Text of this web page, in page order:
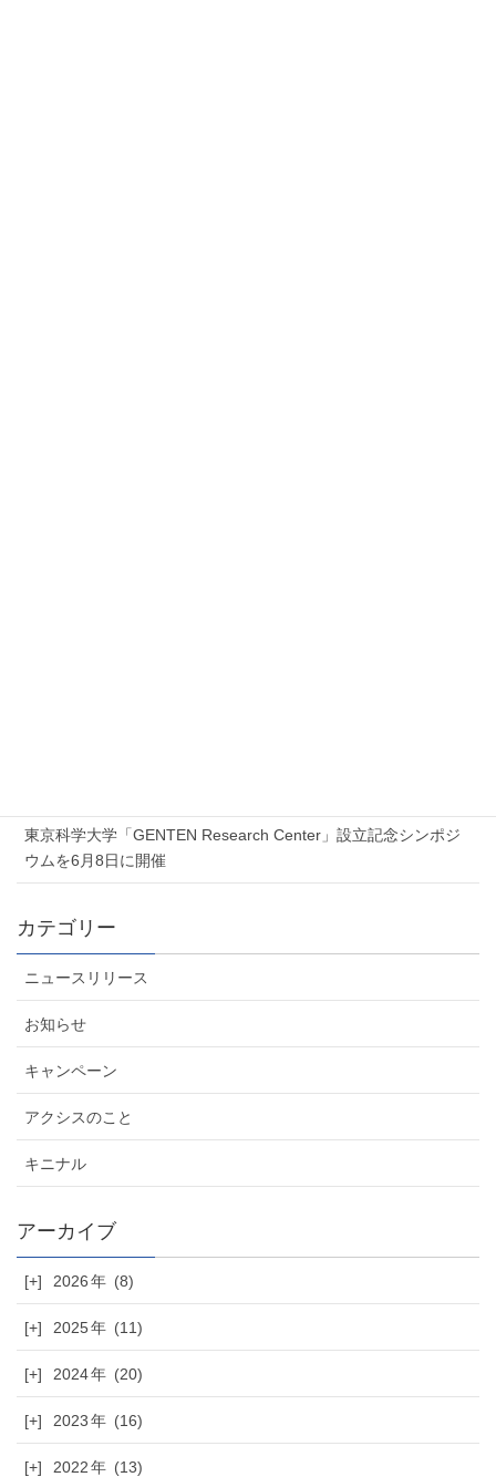
東京科学大学「GENTEN Research Center」設立記念シンポジ
ウムを6月8日に開催
カテゴリー
ニュースリリース
お知らせ
キャンペーン
アクシスのこと
キニナル
[+] 2026 (8)
[+] 2025 (11)
[+] 2024 (20)
[+] 2023 (16)
[+] 2022 (13)